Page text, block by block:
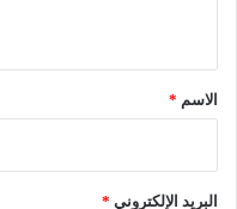
*
الاسم *
البريد الإلكتروني *